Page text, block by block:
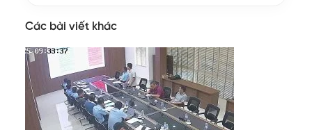
Các bài viết khác